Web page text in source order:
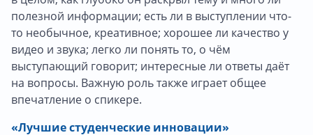
полезной информации; есть ли в выступлении что-
то необычное, креативное; хорошее ли качество у
видео и звука; легко ли понять то, о чём
выступающий говорит; интересные ли ответы даёт
на вопросы. Важную роль также играет общее
впечатление о спикере.
«Лучшие студенческие инновации»